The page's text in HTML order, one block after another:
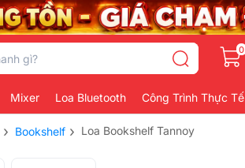
0
Mixer Loa Bluetooth Công Trình Thực Tế
› Bookshelf › Loa Bookshelf Tannoy